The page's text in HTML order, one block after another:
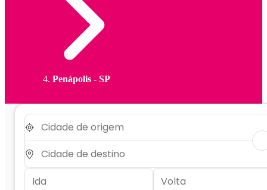
Penápolis - SP